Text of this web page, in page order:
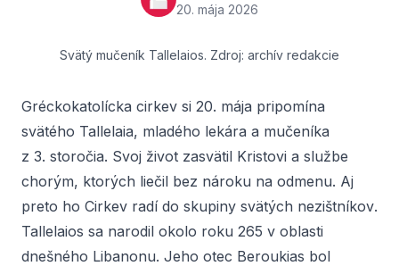
20. mája 2026
Svätý mučeník Tallelaios. Zdroj: archív redakcie
Gréckokatolícka cirkev si 20. mája pripomína
svätého Tallelaia, mladého lekára a mučeníka
z 3. storočia. Svoj život zasvätil Kristovi a službe
chorým, ktorých liečil bez nároku na odmenu. Aj
preto ho Cirkev radí do skupiny svätých nezištníkov.
Tallelaios sa narodil okolo roku 265 v oblasti
dnešného Libanonu. Jeho otec Beroukias bol